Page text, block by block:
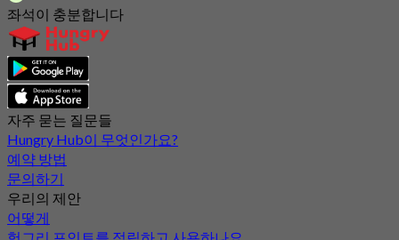
좌석이 충분합니다
자주 묻는 질문들
Hungry Hub이 무엇인가요?
예약 방법
문의하기
우리의 제안
어떻게